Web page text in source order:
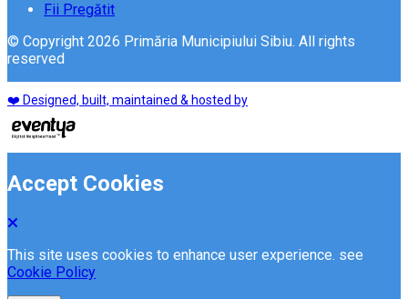
Fii Pregătit
© Copyright 2026 Primăria Municipiului Sibiu. All rights
reserved
❤️ Designed, built, maintained & hosted by
Accept Cookies
This site uses cookies to enhance user experience. see
Cookie Policy